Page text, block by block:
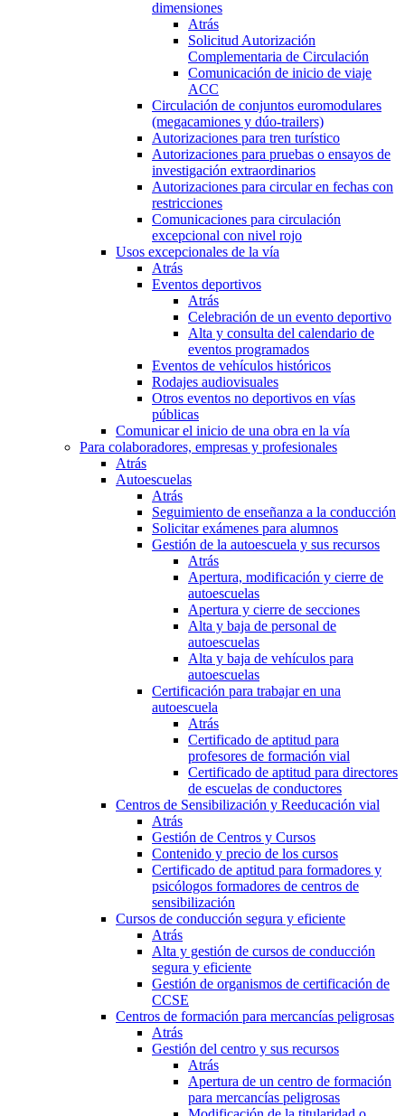
dimensiones
Atrás
Solicitud Autorización
Complementaria de Circulación
Comunicación de inicio de viaje
ACC
Circulación de conjuntos euromodulares
(megacamiones y dúo-trailers)
Autorizaciones para tren turístico
Autorizaciones para pruebas o ensayos de
investigación extraordinarios
Autorizaciones para circular en fechas con
restricciones
Comunicaciones para circulación
excepcional con nivel rojo
Usos excepcionales de la vía
Atrás
Eventos deportivos
Atrás
Celebración de un evento deportivo
Alta y consulta del calendario de
eventos programados
Eventos de vehículos históricos
Rodajes audiovisuales
Otros eventos no deportivos en vías
públicas
Comunicar el inicio de una obra en la vía
Para colaboradores, empresas y profesionales
Atrás
Autoescuelas
Atrás
Seguimiento de enseñanza a la conducción
Solicitar exámenes para alumnos
Gestión de la autoescuela y sus recursos
Atrás
Apertura, modificación y cierre de
autoescuelas
Apertura y cierre de secciones
Alta y baja de personal de
autoescuelas
Alta y baja de vehículos para
autoescuelas
Certificación para trabajar en una
autoescuela
Atrás
Certificado de aptitud para
profesores de formación vial
Certificado de aptitud para directores
de escuelas de conductores
Centros de Sensibilización y Reeducación vial
Atrás
Gestión de Centros y Cursos
Contenido y precio de los cursos
Certificado de aptitud para formadores y
psicólogos formadores de centros de
sensibilización
Cursos de conducción segura y eficiente
Atrás
Alta y gestión de cursos de conducción
segura y eficiente
Gestión de organismos de certificación de
CCSE
Centros de formación para mercancías peligrosas
Atrás
Gestión del centro y sus recursos
Atrás
Apertura de un centro de formación
para mercancías peligrosas